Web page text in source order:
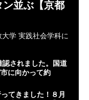
並ぶ【京都
学 実践社会学科に
認されました。国道
に向かって約
てきました！８月